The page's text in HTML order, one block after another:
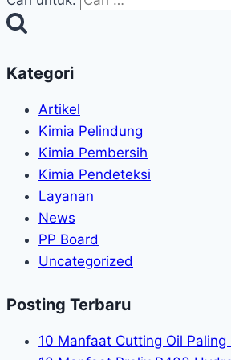
Kategori
Artikel
Kimia Pelindung
Kimia Pembersih
Kimia Pendeteksi
Layanan
News
PP Board
Uncategorized
Posting Terbaru
10 Manfaat Cutting Oil